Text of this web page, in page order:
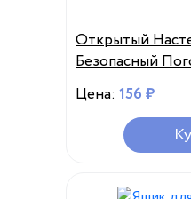
Открытый
Безопасный
Замок Коробка
Цена: 156 ₽